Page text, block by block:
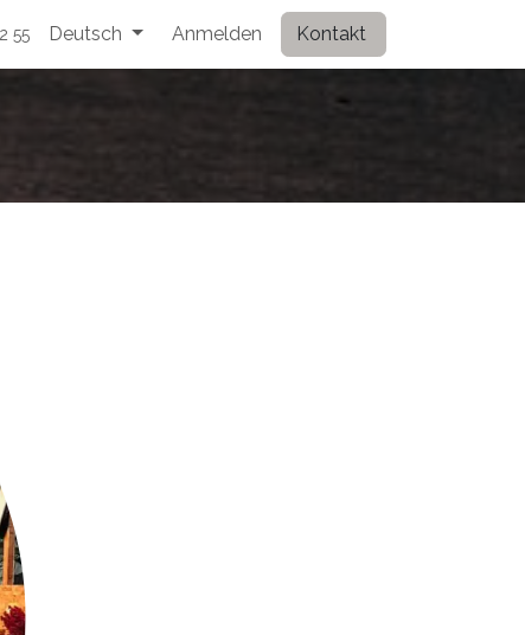
55 Deutsch Anmelden Kontakt